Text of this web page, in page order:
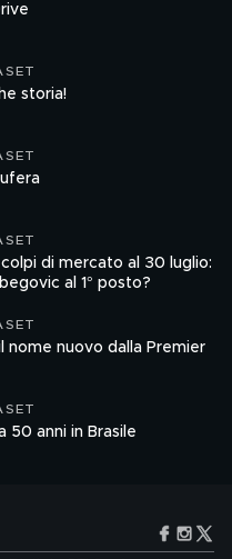
storia!
di mercato al 30 luglio:
al 1° posto?
nome nuovo dalla Premier
50 anni in Brasile